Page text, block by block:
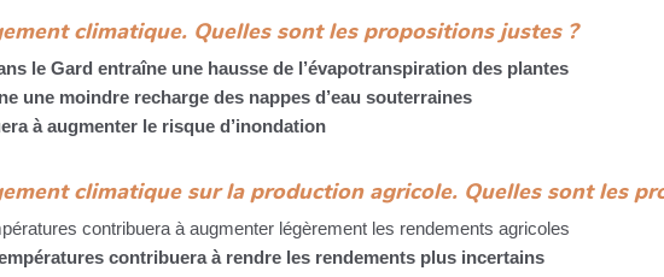
climatique. Quelles sont les propositions justes ?
le Gard entraîne une hausse de l’évapotranspiration des plantes
une moindre recharge des nappes d’eau souterraines
à augmenter le risque d’inondation
climatique sur la production agricole. Quelles sont les
contribuera à augmenter légèrement les rendements agricoles
contribuera à rendre les rendements plus incertains